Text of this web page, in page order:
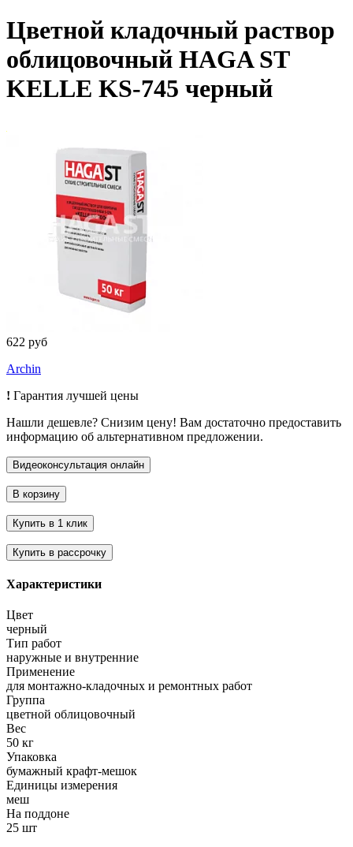
Цветной кладочный раствор
облицовочный HAGA ST
KELLE KS-745 черный
622 руб
Archin
! Гарантия лучшей цены
Нашли дешевле? Снизим цену! Вам достаточно предоставить
информацию об альтернативном предложении.
Характеристики
Цвет
черный
Тип работ
наружные и внутренние
Применение
для монтажно-кладочных и ремонтных работ
Группа
цветной облицовочный
Вес
50 кг
Упаковка
бумажный крафт-мешок
Единицы измерения
меш
На поддоне
25 шт